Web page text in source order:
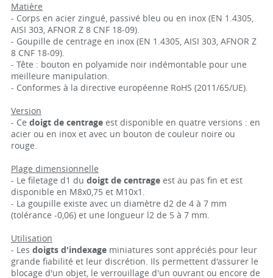
Matière
- Corps en acier zingué, passivé bleu ou en inox (EN 1.4305,
AISI 303, AFNOR Z 8 CNF 18-09).
- Goupille de centrage en inox (EN 1.4305, AISI 303, AFNOR Z
8 CNF 18-09).
- Tête : bouton en polyamide noir indémontable pour une
meilleure manipulation.
- Conformes à la directive européenne RoHS (2011/65/UE).
Version
- Ce doigt de centrage est disponible en quatre versions : en
acier ou en inox et avec un bouton de couleur noire ou
rouge.
Plage dimensionnelle
- Le filetage d1 du doigt de centrage est au pas fin et est
disponible en M8x0,75 et M10x1.
- La goupille existe avec un diamètre d2 de 4 à 7 mm
(tolérance -0,06) et une longueur l2 de 5 à 7 mm.
Utilisation
- Les doigts d'indexageminiatures sont appréciés pour leur
grande fiabilité et leur discrétion. Ils permettent d'assurer le
blocage d'un objet, le verrouillage d'un ouvrant ou encore de